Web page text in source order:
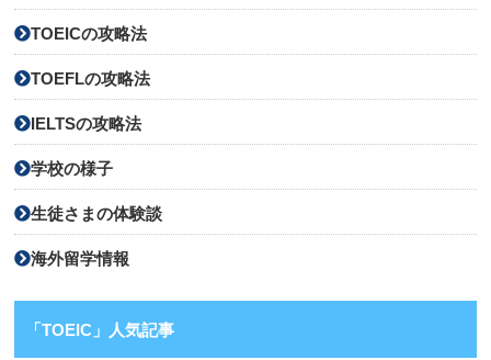
TOEICの攻略法
TOEFLの攻略法
IELTSの攻略法
学校の様子
生徒さまの体験談
海外留学情報
「TOEIC」人気記事